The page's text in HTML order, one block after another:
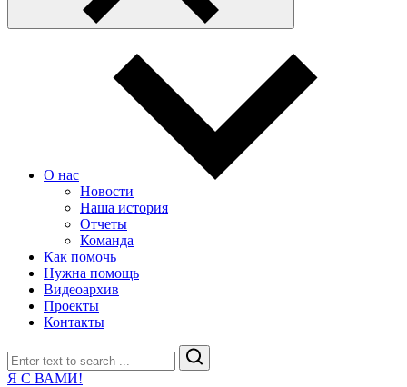
О нас
Новости
Наша история
Отчеты
Команда
Как помочь
Нужна помощь
Видеоархив
Проекты
Контакты
Search
Я С ВАМИ!